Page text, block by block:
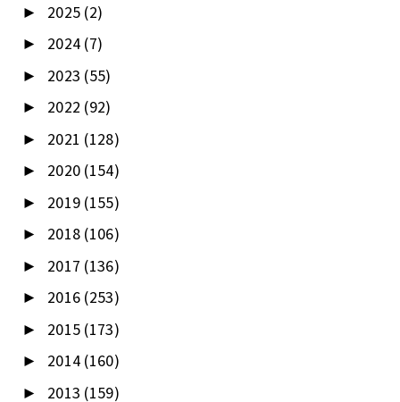
► 2025 (2)
► 2024 (7)
► 2023 (55)
► 2022 (92)
► 2021 (128)
► 2020 (154)
► 2019 (155)
► 2018 (106)
► 2017 (136)
► 2016 (253)
► 2015 (173)
► 2014 (160)
► 2013 (159)